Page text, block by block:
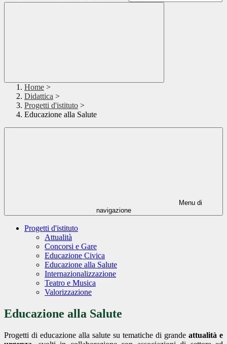
Home >
Didattica >
Progetti d'istituto >
Educazione alla Salute
Menu di
navigazione
Progetti d'istituto
Attualità
Concorsi e Gare
Educazione Civica
Educazione alla Salute
Internazionalizzazione
Teatro e Musica
Valorizzazione
Educazione alla Salute
Progetti di educazione alla salute su tematiche di grande attualità e